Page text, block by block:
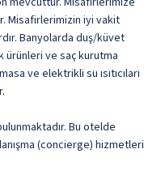
Misafirlerimizin iyi vakit
Banyolarda duş/küvet
ve saç kurutma
ve elektrikli su ısıtıcıları
Bu otelde
(concierge) hizmetleri